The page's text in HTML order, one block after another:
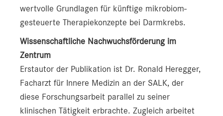
wertvolle Grundlagen für künftige mikrobiom-
gesteuerte Therapiekonzepte bei Darmkrebs.
Wissenschaftliche Nachwuchsförderung im
Zentrum
Erstautor der Publikation ist Dr. Ronald Heregger,
Facharzt für Innere Medizin an der SALK, der
diese Forschungsarbeit parallel zu seiner
klinischen Tätigkeit erbrachte. Zugleich arbeitet